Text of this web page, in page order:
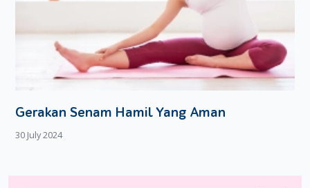
Gerakan Senam Hamil Yang Aman
30 July 2024